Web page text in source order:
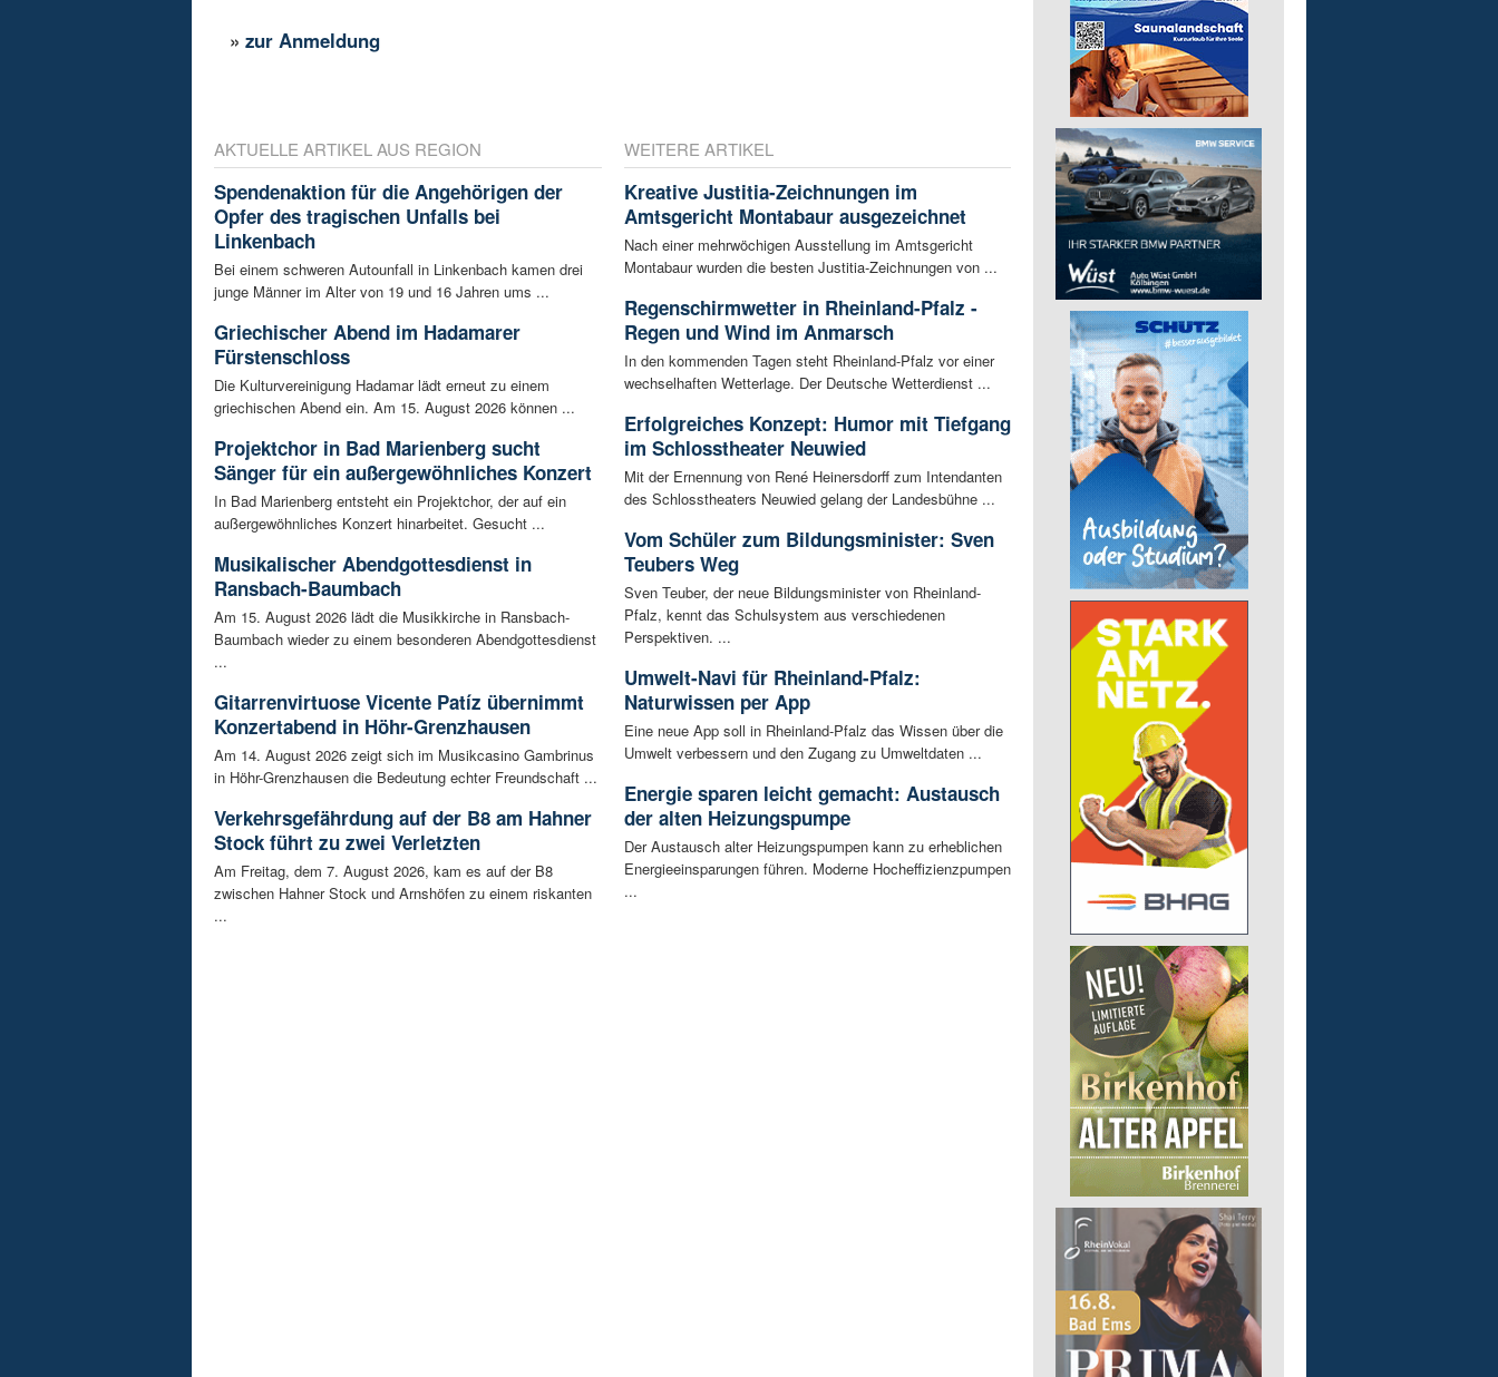
»zur Anmeldung
AKTUELLE ARTIKEL AUS REGION
Spendenaktion für die Angehörigen der
Opfer des tragischen Unfalls bei
Linkenbach
Bei einem schweren Autounfall in Linkenbach kamen drei
junge Männer im Alter von 19 und 16 Jahren ums ...
Griechischer Abend im Hadamarer
Fürstenschloss
Die Kulturvereinigung Hadamar lädt erneut zu einem
griechischen Abend ein. Am 15. August 2026 können ...
Projektchor in Bad Marienberg sucht
Sänger für ein außergewöhnliches Konzert
In Bad Marienberg entsteht ein Projektchor, der auf ein
außergewöhnliches Konzert hinarbeitet. Gesucht ...
Musikalischer Abendgottesdienst in
Ransbach-Baumbach
Am 15. August 2026 lädt die Musikkirche in Ransbach-
Baumbach wieder zu einem besonderen Abendgottesdienst
...
Gitarrenvirtuose Vicente Patíz übernimmt
Konzertabend in Höhr-Grenzhausen
Am 14. August 2026 zeigt sich im Musikcasino Gambrinus
in Höhr-Grenzhausen die Bedeutung echter Freundschaft ...
Verkehrsgefährdung auf der B8 am Hahner
Stock führt zu zwei Verletzten
Am Freitag, dem 7. August 2026, kam es auf der B8
zwischen Hahner Stock und Arnshöfen zu einem riskanten
...
WEITERE ARTIKEL
Kreative Justitia-Zeichnungen im
Amtsgericht Montabaur ausgezeichnet
Nach einer mehrwöchigen Ausstellung im Amtsgericht
Montabaur wurden die besten Justitia-Zeichnungen von ...
Regenschirmwetter in Rheinland-Pfalz -
Regen und Wind im Anmarsch
In den kommenden Tagen steht Rheinland-Pfalz vor einer
wechselhaften Wetterlage. Der Deutsche Wetterdienst ...
Erfolgreiches Konzept: Humor mit Tiefgang
im Schlosstheater Neuwied
Mit der Ernennung von René Heinersdorff zum Intendanten
des Schlosstheaters Neuwied gelang der Landesbühne ...
Vom Schüler zum Bildungsminister: Sven
Teubers Weg
Sven Teuber, der neue Bildungsminister von Rheinland-
Pfalz, kennt das Schulsystem aus verschiedenen
Perspektiven. ...
Umwelt-Navi für Rheinland-Pfalz:
Naturwissen per App
Eine neue App soll in Rheinland-Pfalz das Wissen über die
Umwelt verbessern und den Zugang zu Umweltdaten ...
Energie sparen leicht gemacht: Austausch
der alten Heizungspumpe
Der Austausch alter Heizungspumpen kann zu erheblichen
Energieeinsparungen führen. Moderne Hocheffizienzpumpen
...